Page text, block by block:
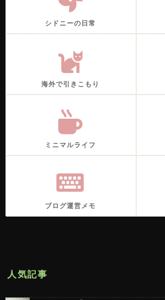
シドニーの日常
海外で引きこもり
ミニマルライフ
ブログ運営メモ
人気記事